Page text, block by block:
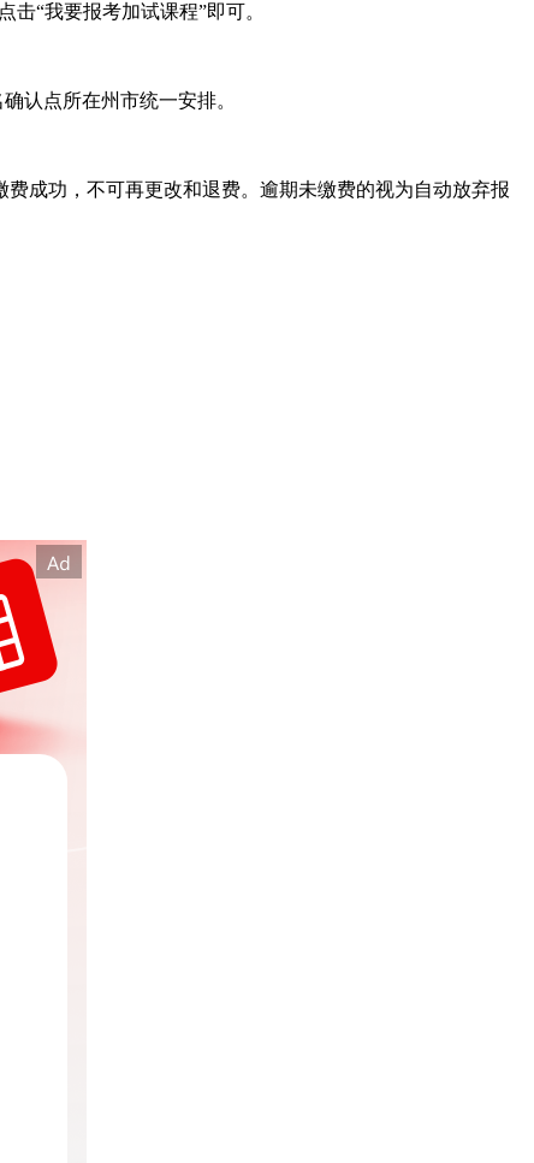
“我要报考加试课程”即可。
认点所在州市统一安排。
成功，不可再更改和退费。逾期未缴费的视为自动放弃报